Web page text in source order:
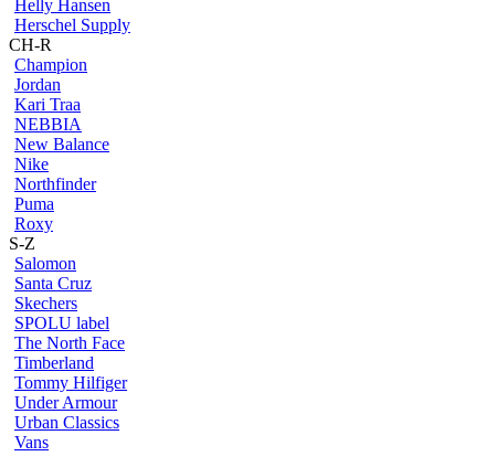
Helly Hansen
Herschel Supply
CH-R
Champion
Jordan
Kari Traa
NEBBIA
New Balance
Nike
Northfinder
Puma
Roxy
S-Z
Salomon
Santa Cruz
Skechers
SPOLU label
The North Face
Timberland
Tommy Hilfiger
Under Armour
Urban Classics
Vans